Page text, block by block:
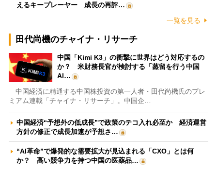
えるキープレーヤー 成長の再評…
一覧を見る
田代尚機のチャイナ・リサーチ
中国「Kimi K3」の衝撃に世界はどう対応するの
か？ 米財務長官が検討する「蒸留を行う中国
AI…
中国経済に精通する中国株投資の第一人者・田代尚機氏のプレ
ミアム連載「チャイナ・リサーチ」。中国企…
中国経済“予想外の低成長”で政策のテコ入れ必至か 経済運営
方針の修正で成長加速が予想さ…
“AI革命”で爆発的な需要拡大が見込まれる「CXO」とは何
か？ 高い競争力を持つ中国の医薬品…